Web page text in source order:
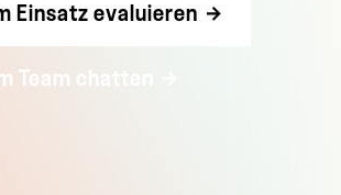
Einsatz evaluieren
Team chatten